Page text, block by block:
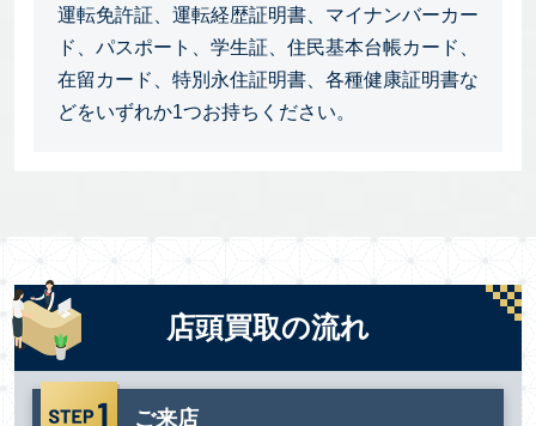
運転免許証、運転経歴証明書、マイナンバーカー
ド、パスポート、学生証、住民基本台帳カード、
在留カード、特別永住証明書、各種健康証明書な
どをいずれか1つお持ちください。
店頭買取の流れ
ご来店